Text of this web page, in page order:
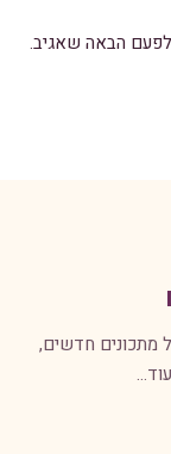
הבאה שאגיב.
מתכונים חדשים,